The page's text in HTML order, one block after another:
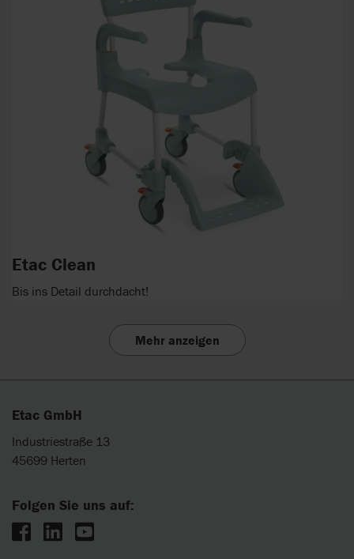
Etac Clean
Bis ins Detail durchdacht!
Mehr anzeigen
Etac GmbH
Industriestraße 13
45699 Herten
Folgen Sie uns auf: